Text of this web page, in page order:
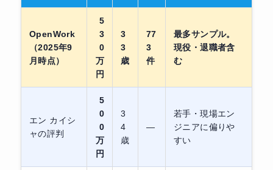
OpenWork
（2025年9
月時点）
5
3
0
万
円
3
3
歳
77
3
件
最多サンプル。
現役・退職者含
む
エン カイシ
ャの評判
5
0
0
万
円
3
4
歳
—
若手・現場エン
ジニアに偏りや
すい